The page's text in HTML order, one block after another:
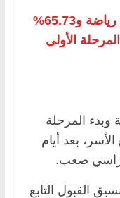
الحد الأدنى 88.41% علمي و80% رياضة و65.73%
المرحلة الأولى
وبدء المرحلة
بعد أيام
دراسي صعب.
القبول التابع